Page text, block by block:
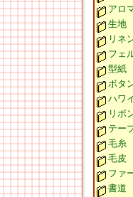
アロ
生地
リネ
フェ
型紙
ボタ
ハワ
リボ
テー
毛糸
毛皮
ファ
書道